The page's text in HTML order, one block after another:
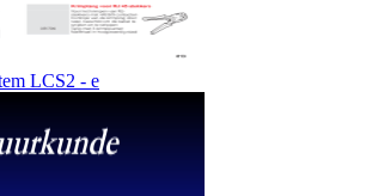
LCS2 - e